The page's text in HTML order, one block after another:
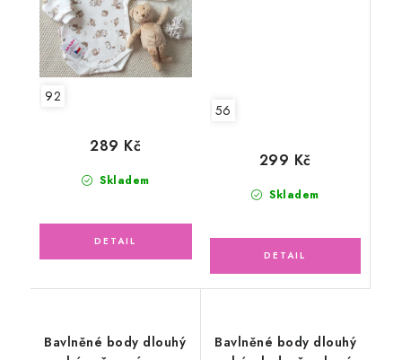
92
Skladem
289 Kč
56
Skladem
299 Kč
Bavlněné body dlouhý
Bavlněné body dlouhý